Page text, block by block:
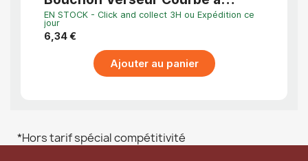
Clapet en Inox et Liège
EN STOCK - Click and collect 3H ou Expédition ce
jour
6,34 €
Ajouter au panier
*Hors tarif spécial compétitivité